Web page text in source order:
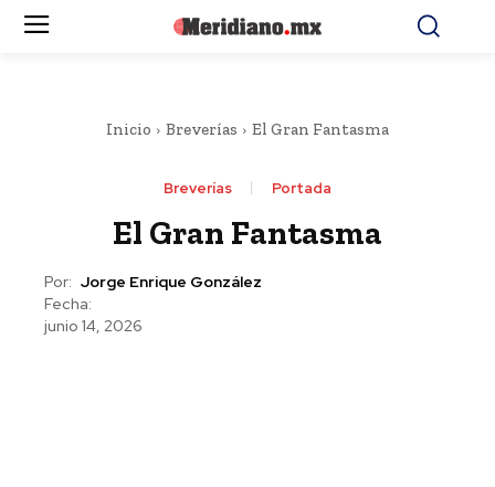
Inicio Breverías El Gran Fantasma
Breverías Portada
El Gran Fantasma
Por: Jorge Enrique González
Fecha:
junio 14, 2026